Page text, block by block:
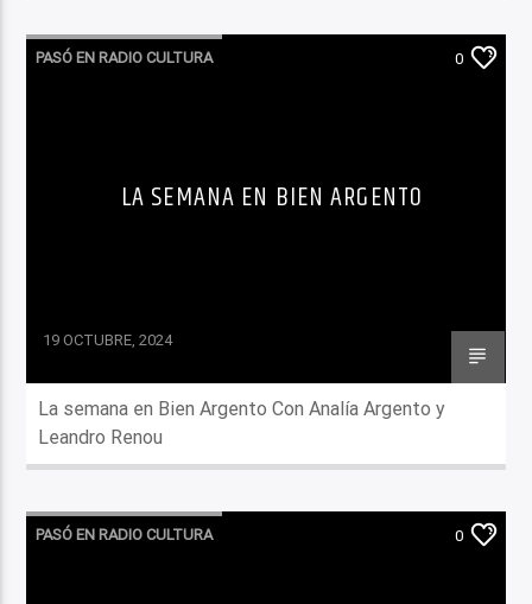
PASÓ EN RADIO CULTURA 0
LA SEMANA EN BIEN ARGENTO
19 OCTUBRE, 2024
La semana en Bien Argento Con Analía Argento y
Leandro Renou
PASÓ EN RADIO CULTURA 0